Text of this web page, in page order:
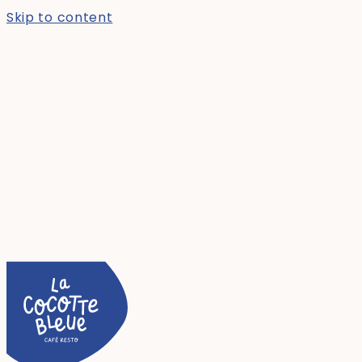
Skip to content